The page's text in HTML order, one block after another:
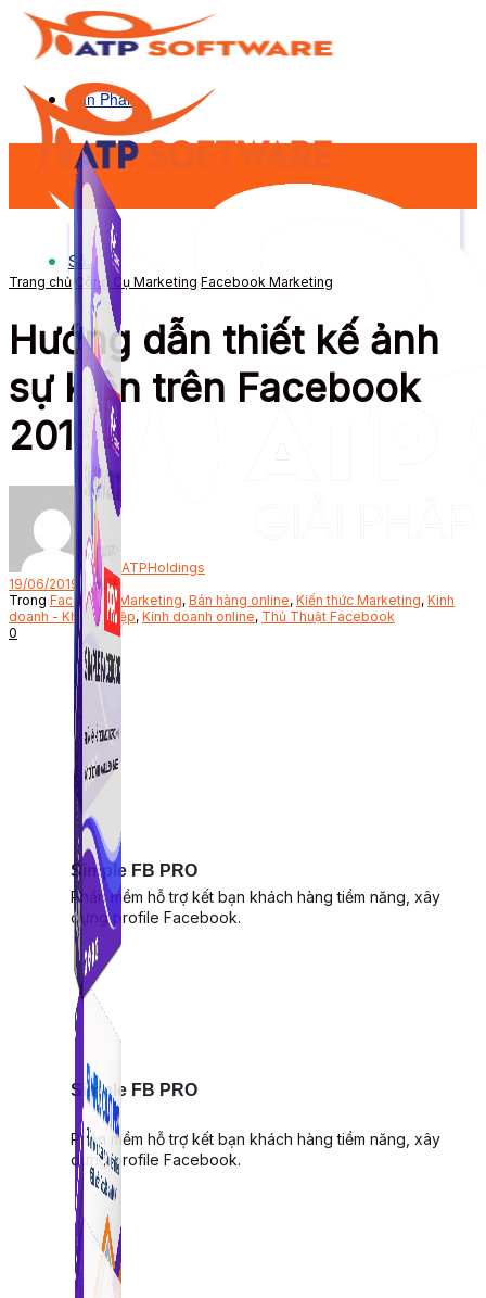
Sản Phẩm
Simple FB PRO
Phần mềm hỗ trợ kết bạn khách hàng tiềm năng, xây
dựng profile Facebook.
Sản Phẩm
Simple FB PRO
Phần mềm hỗ trợ kết bạn khách hàng tiềm năng, xây
dựng profile Facebook.
Trang chủ Công Cụ Marketing Facebook Marketing
Hướng dẫn thiết kế ảnh
sự kiện trên Facebook
2019
Bởi ATPHoldings
19/06/2019
Trong Facebook Marketing, Bán hàng online, Kiến thức Marketing, Kinh
doanh - Khởi nghiệp, Kinh doanh online, Thủ Thuật Facebook
0